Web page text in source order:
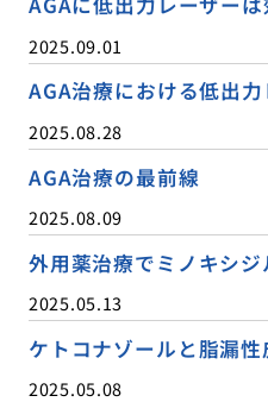
2025.09.01
AGA治療における低出
2025.08.28
AGA治療の最前線
2025.08.09
外用薬治療でミノキシ
2025.05.13
ケトコナゾールと脂漏性
2025.05.08